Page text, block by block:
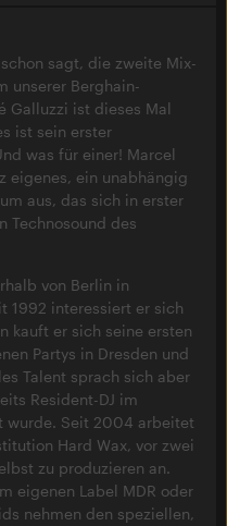
sagt, die zweite Mix-
unserer Berghain-
Galluzzi ist dieses Mal
ist sein erster
was für einer! Marcel
eigenes, ein unabhängig
aus, das sich in erster
Technosound des
von Berlin in
1992 interessiert er sich
kauft er sich seine ersten
Partys in Dresden und
Talent sprach sich aber
Resident-DJ im
wurde. Seit 2004 arbeitet
Hard Wax, vor zwei
zu produzieren an.
eigenen Label MDR oder
nehmen den speziellen,